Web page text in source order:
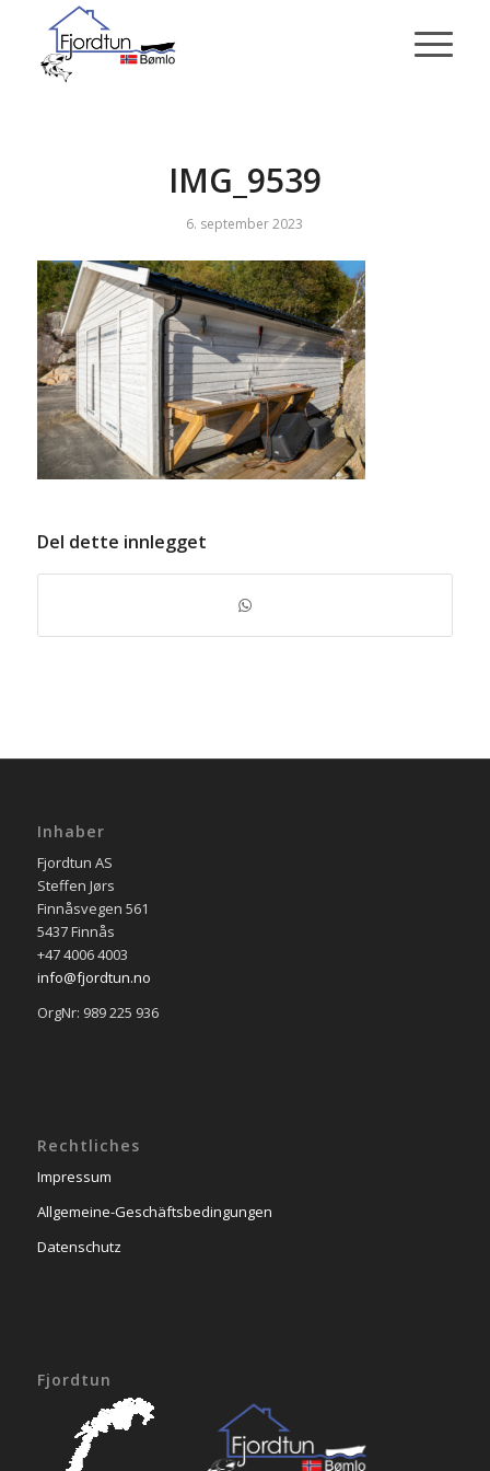
IMG_9539
6. september 2023
Del dette innlegget
Inhaber
Fjordtun AS
Steffen Jørs
Finnåsvegen 561
5437 Finnås
+47 4006 4003
info@fjordtun.no
OrgNr: 989 225 936
Rechtliches
Impressum
Allgemeine-Geschäftsbedingungen
Datenschutz
Fjordtun